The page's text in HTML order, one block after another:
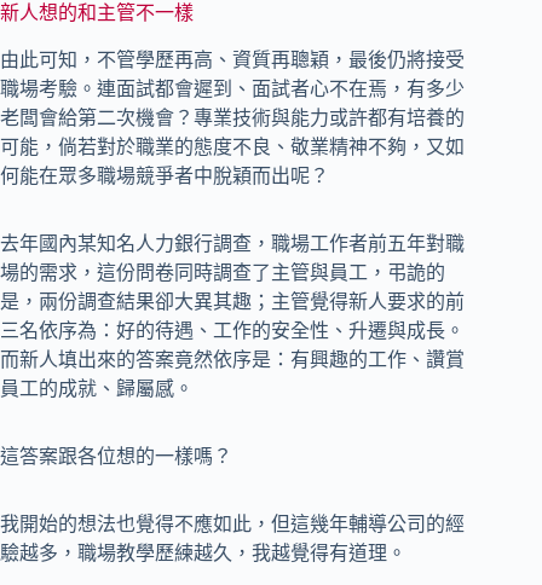
新人想的和主管不一樣
由此可知，不管學歷再高、資質再聰穎，最後仍將接受
職場考驗。連面試都會遲到、面試者心不在焉，有多少
老闆會給第二次機會？專業技術與能力或許都有培養的
可能，倘若對於職業的態度不良、敬業精神不夠，又如
何能在眾多職場競爭者中脫穎而出呢？
去年國內某知名人力銀行調查，職場工作者前五年對職
場的需求，這份問卷同時調查了主管與員工，弔詭的
是，兩份調查結果卻大異其趣；主管覺得新人要求的前
三名依序為：好的待遇、工作的安全性、升遷與成長。
而新人填出來的答案竟然依序是：有興趣的工作、讚賞
員工的成就、歸屬感。
這答案跟各位想的一樣嗎？
我開始的想法也覺得不應如此，但這幾年輔導公司的經
驗越多，職場教學歷練越久，我越覺得有道理。